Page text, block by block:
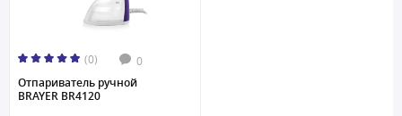
(0) 0
Отпариватель ручной
BRAYER BR4120